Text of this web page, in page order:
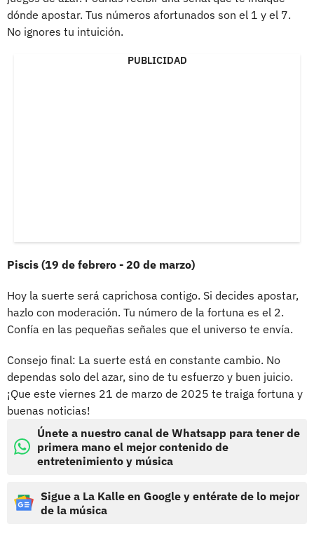
dónde apostar. Tus números afortunados son el 1 y el 7.
No ignores tu intuición.
PUBLICIDAD
Piscis (19 de febrero - 20 de marzo)
Hoy la suerte será caprichosa contigo. Si decides apostar,
hazlo con moderación. Tu número de la fortuna es el 2.
Confía en las pequeñas señales que el universo te envía.
Consejo final: La suerte está en constante cambio. No
dependas solo del azar, sino de tu esfuerzo y buen juicio.
¡Que este viernes 21 de marzo de 2025 te traiga fortuna y
buenas noticias!
Únete a nuestro canal de Whatsapp para tener de
primera mano el mejor contenido de
entretenimiento y música
Sigue a La Kalle en Google y entérate de lo mejor
de la música